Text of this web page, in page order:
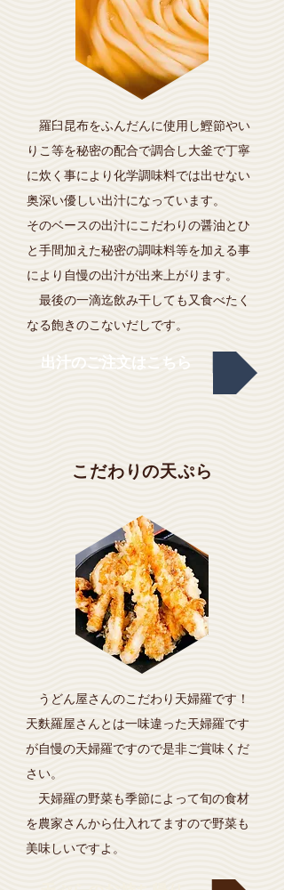
羅臼昆布をふんだんに使用し鰹節やい
りこ等を秘密の配合で調合し大釜で丁寧
に炊く事により化学調味料では出せない
奥深い優しい出汁になっています。
そのベースの出汁にこだわりの醤油とひ
と手間加えた秘密の調味料等を加える事
により自慢の出汁が出来上がります。
最後の一滴迄飲み干しても又食べたく
なる飽きのこないだしです。
出汁のご注文はこちら
こだわりの天ぷら
うどん屋さんのこだわり天婦羅です！
天麩羅屋さんとは一味違った天婦羅です
が自慢の天婦羅ですので是非ご賞味くだ
さい。
天婦羅の野菜も季節によって旬の食材
を農家さんから仕入れてますので野菜も
美味しいですよ。